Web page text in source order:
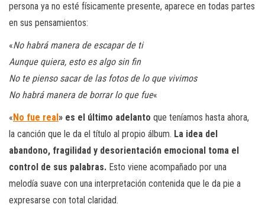
persona ya no esté físicamente presente, aparece en todas partes
en sus pensamientos:
«No habrá manera de escapar de ti
Aunque quiera, esto es algo sin fin
No te pienso sacar de las fotos de lo que vivimos
No habrá manera de borrar lo que fuе«
« No fue real » es el último adelanto que teníamos hasta ahora,
la canción que le da el título al propio álbum. La idea del
abandono, fragilidad y desorientación emocional toma el
control de sus palabras. Esto viene acompañado por una
melodía suave con una interpretación contenida que le da pie a
expresarse con total claridad.